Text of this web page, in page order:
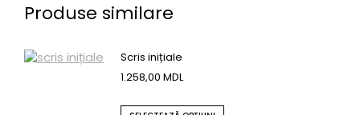
Produse similare
Scris inițiale
1.258,00 MDL